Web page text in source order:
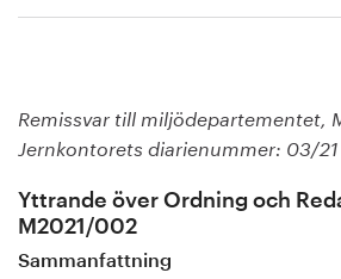
Remissvar till miljödepartementet,
Jernkontorets diarienummer: 03/21
Yttrande över Ordning och
M2021/002
Sammanfattning